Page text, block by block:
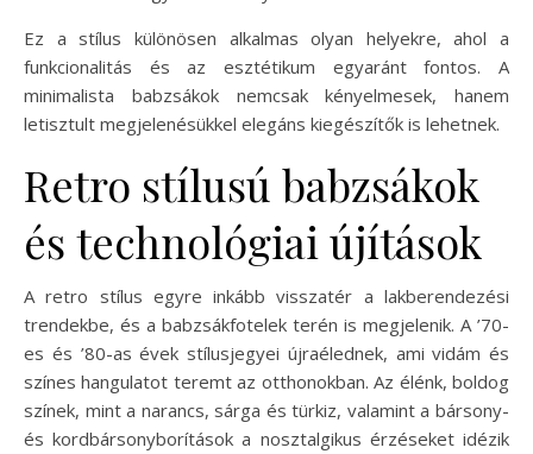
Ez a stílus különösen alkalmas olyan helyekre, ahol a
funkcionalitás és az esztétikum egyaránt fontos. A
minimalista babzsákok nemcsak kényelmesek, hanem
letisztult megjelenésükkel elegáns kiegészítők is lehetnek.
Retro stílusú babzsákok
és technológiai újítások
A retro stílus egyre inkább visszatér a lakberendezési
trendekbe, és a babzsákfotelek terén is megjelenik. A ’70-
es és ’80-as évek stílusjegyei újraélednek, ami vidám és
színes hangulatot teremt az otthonokban. Az élénk, boldog
színek, mint a narancs, sárga és türkiz, valamint a bársony-
és kordbársonyborítások a nosztalgikus érzéseket idézik